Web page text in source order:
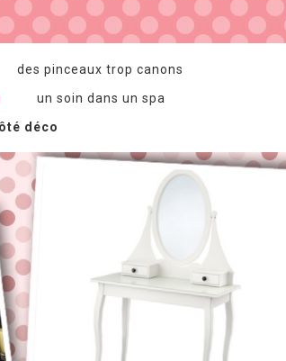
des pinceaux trop canons
un soin dans un spa
déco